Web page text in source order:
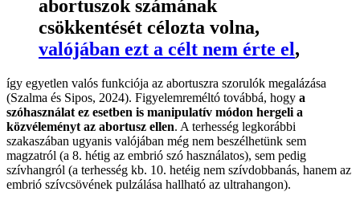
abortuszok számának
csökkentését célozta volna,
valójában ezt a célt nem érte el,
így egyetlen valós funkciója az abortuszra szorulók megalázása
(Szalma és Sipos, 2024). Figyelemreméltó továbbá, hogy a
szóhasználat ez esetben is manipulatív módon hergeli a
közvéleményt az abortusz ellen. A terhesség legkorábbi
szakaszában ugyanis valójában még nem beszélhetünk sem
magzatról (a 8. hétig az embrió szó használatos), sem pedig
szívhangról (a terhesség kb. 10. hetéig nem szívdobbanás, hanem az
embrió szívcsövének pulzálása hallható az ultrahangon).